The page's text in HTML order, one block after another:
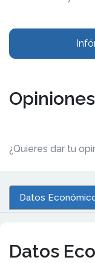
Opiniones
¿Quieres dar tu
Datos
Datos